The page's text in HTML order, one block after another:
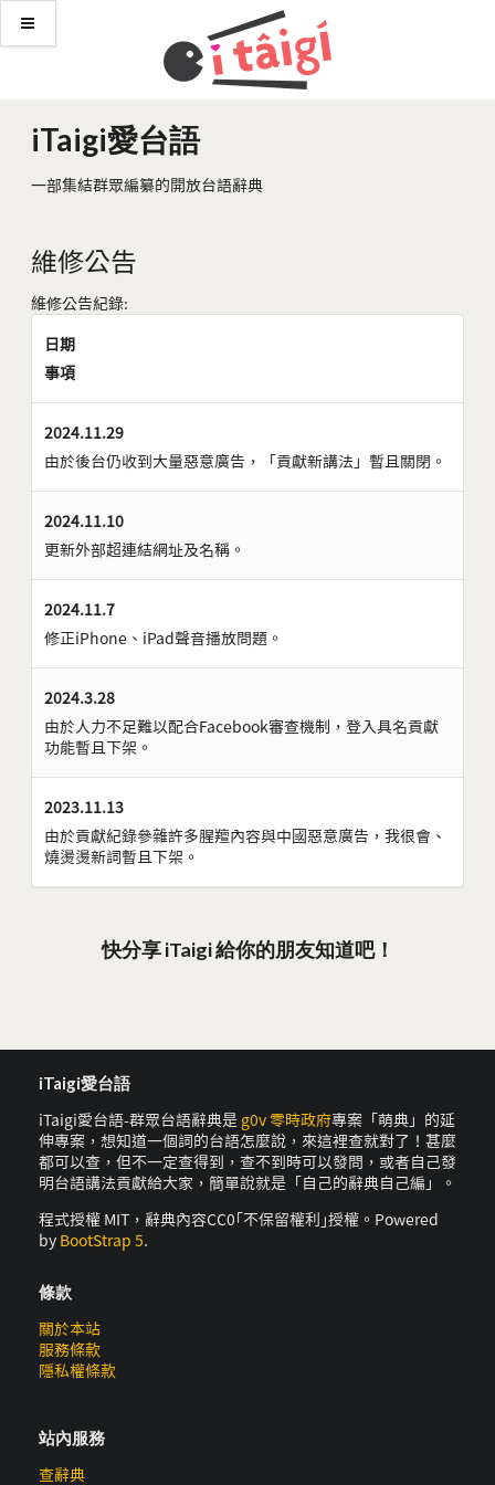
iTaigi愛台語
一部集結群眾編纂的開放台語辭典
維修公告
維修公告紀錄:
日期
事項
2024.11.29
由於後台仍收到大量惡意廣告，「貢獻新講法」暫且關閉。
2024.11.10
更新外部超連結網址及名稱。
2024.11.7
修正iPhone、iPad聲音播放問題。
2024.3.28
由於人力不足難以配合Facebook審查機制，登入具名貢獻
功能暫且下架。
2023.11.13
由於貢獻紀錄參雜許多腥羶內容與中國惡意廣告，我很會、
燒燙燙新詞暫且下架。
快分享 iTaigi 給你的朋友知道吧！
iTaigi愛台語
iTaigi愛台語-群眾台語辭典是 g0v 零時政府專案「萌典」的延
伸專案，想知道一個詞的台語怎麼說，來這裡查就對了！甚麼
都可以查，但不一定查得到，查不到時可以發問，或者自己發
明台語講法貢獻給大家，簡單說就是「自己的辭典自己編」。
程式授權 MIT，辭典內容CC0｢不保留權利｣授權。Powered
by BootStrap 5.
條款
關於本站
服務條款
隱私權條款
站內服務
查辭典